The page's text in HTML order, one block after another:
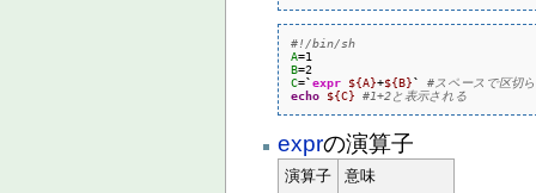
#!/bin/sh
A
B
C=`expr ${A}+${B}`
#スペースで区切
echo ${C} #1+2と表示される
exprの演算子
演算子 意味